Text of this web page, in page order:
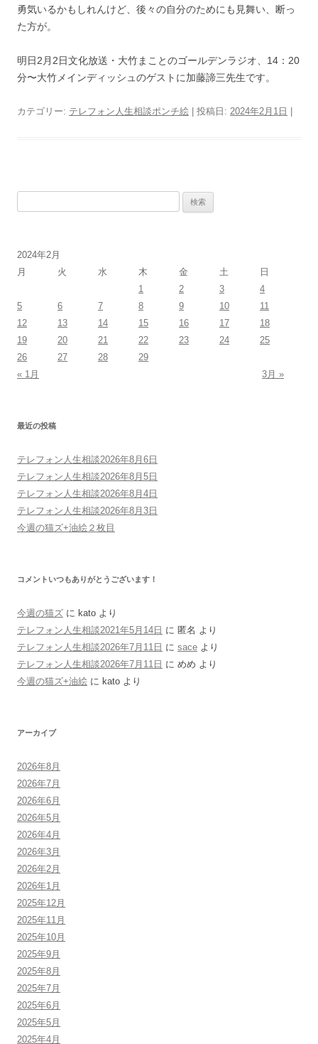
勇気いるかもしれんけど、後々の自分のためにも見舞い、断っ
た方が。
明日2月2日文化放送・大竹まことのゴールデンラジオ、14：20
分〜大竹メインディッシュのゲストに加藤諦三先生です。
カテゴリー: テレフォン人生相談ポンチ絵 | 投稿日: 2024年2月1日
2024年2月
月
火 水 木 金 土
日
1
2 3
4
5
6 7 8 9 10
11
12
13 14 15 16 17
18
19
20 21 22 23 24
25
26
27 28
29
« 1月
3月 »
最近の投稿
テレフォン人生相談2026年8月6日
テレフォン人生相談2026年8月5日
テレフォン人生相談2026年8月4日
テレフォン人生相談2026年8月3日
今週の猫ズ+油絵２枚目
コメントいつもありがとうございます！
今週の猫ズ に kato より
テレフォン人生相談2021年5月14日 に 匿名 より
テレフォン人生相談2026年7月11日 に sace より
テレフォン人生相談2026年7月11日 に めめ より
今週の猫ズ+油絵 に kato より
アーカイブ
2026年8月
2026年7月
2026年6月
2026年5月
2026年4月
2026年3月
2026年2月
2026年1月
2025年12月
2025年11月
2025年10月
2025年9月
2025年8月
2025年7月
2025年6月
2025年5月
2025年4月